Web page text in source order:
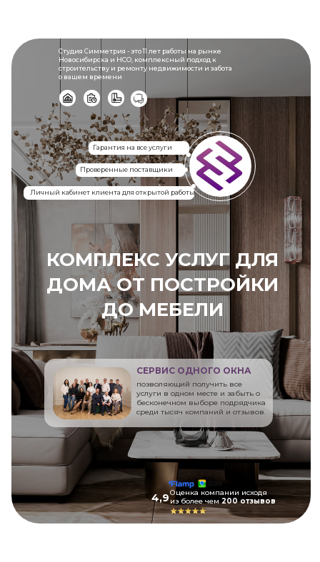
КОМПЛЕКС УСЛУГ ДЛЯ
ДОМА ОТ ПОСТРОЙКИ
ДО МЕБЕЛИ
4,9
СЕРВИС ОДНОГО ОКНА
позволяющий получить все
услуги в одном месте и забыть о
бесконечном выборе подрядчика
среди тысяч компаний и отзывов.
Студия Симметрия - это 11 лет работы на рынке
Новосибирска и НСО, комплексный подход к
строительству и ремонту недвижимости и забота
о вашем времени
Оценка компании исходя
из более чем200 отзывов
Гарантия на все услуги
Личный кабинет клиента для открытой работы
Проверенные поставщики